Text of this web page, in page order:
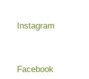
Instagram
Facebook